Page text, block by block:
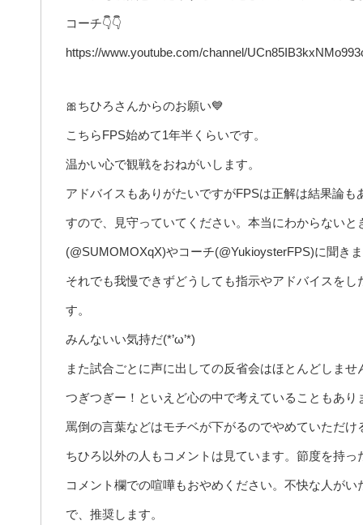
コーチ👇👇
https://www.youtube.com/channel/
🎀ちひろさんからのお願い💙
こちらFPS始めて1年半くらいです。
温かい心で観戦をおねがいします。
アドバイスもありがたいですがFPSは正解は結果論
すので、見守っていてください。本当にわからない
(@SUMOMOXqX)やコーチ(@YukioysterFPS)に聞き
それでも我慢できずどうしても指示やアドバイスを
す。
みんないい気持だ(*’ω’*)
また試合ごとに声に出しての反省会はほとんどしませ
つぎつぎー！といえど心の中で考えていることもあ
罵倒の言葉などはモチベが下がるのでやめていただけ
ちひろ以外の人もコメントは見ています。節度を持
コメント欄での喧嘩もおやめください。不快な人が
で、推奨します。